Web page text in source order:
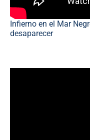
Infierno en el Mar
desaparecer